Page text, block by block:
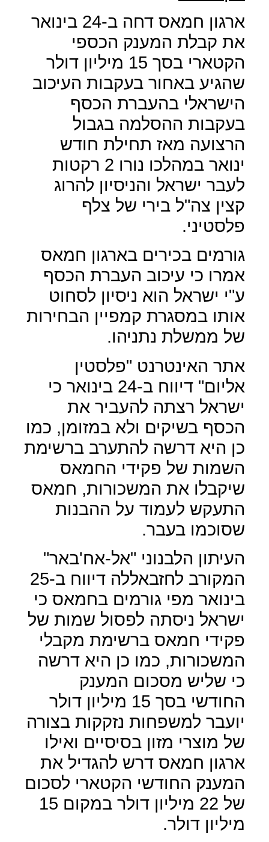
ארגון חמאס דחה ב-24 בינואר
את קבלת המענק הכספי
הקטארי בסך 15 מיליון דולר
שהגיע באחור בעקבות העיכוב
הישראלי בהעברת הכסף
בעקבות ההסלמה בגבול
הרצועה מאז תחילת חודש
ינואר במהלכו נורו 2 רקטות
לעבר ישראל והניסיון להרוג
קצין צה"ל בירי של צלף
פלסטיני.
גורמים בכירים בארגון חמאס
אמרו כי עיכוב העברת הכסף
ע"י ישראל הוא ניסיון לסחוט
אותו במסגרת קמפיין הבחירות
של ממשלת נתניהו.
אתר האינטרנט "פלסטין
אליום" דיווח ב-24 בינואר כי
ישראל רצתה להעביר את
הכסף בשיקים ולא במזומן, כמו
כן היא דרשה להתערב ברשימת
השמות של פקידי החמאס
שיקבלו את המשכורות, חמאס
התעקש לעמוד על ההבנות
שסוכמו בעבר.
העיתון הלבנוני "אל-אח'באר"
המקורב לחזבאללה דיווח ב-25
בינואר מפי גורמים בחמאס כי
ישראל ניסתה לפסול שמות של
פקידי חמאס ברשימת מקבלי
המשכורות, כמו כן היא דרשה
כי שליש מסכום המענק
החודשי בסך 15 מיליון דולר
יועבר למשפחות נזקקות בצורה
של מוצרי מזון בסיסיים ואילו
ארגון חמאס דרש להגדיל את
המענק החודשי הקטארי לסכום
של 22 מיליון דולר במקום 15
מיליון דולר.